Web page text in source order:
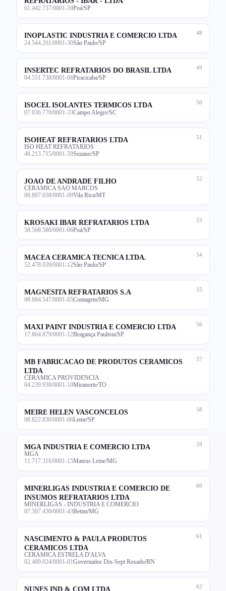
61.442.737/0001-59Poá/SP
48
INOPLASTIC INDUSTRIA E COMERCIO LTDA
24.544.261/0001-30São Paulo/SP
49
INSERTEC REFRATARIOS DO BRASIL LTDA
04.551.738/0001-06Piracicaba/SP
50
ISOCEL ISOLANTES TERMICOS LTDA
07.036.770/0001-33Campo Alegre/SC
51
ISOHEAT REFRATARIOS LTDA
ISO HEAT REFRATARIOS
48.213.715/0001-59Suzano/SP
52
JOAO DE ANDRADE FILHO
CERAMICA SAO MARCOS
00.897.038/0001-09Vila Rica/MT
53
KROSAKI IBAR REFRATARIOS LTDA
58.568.580/0001-06Poá/SP
54
MACEA CERAMICA TECNICA LTDA.
52.478.039/0001-12São Paulo/SP
55
MAGNESITA REFRATARIOS S.A
08.684.547/0001-65Contagem/MG
56
MAXI PAINT INDUSTRIA E COMERCIO LTDA
17.864.879/0001-12Bragança Paulista/SP
57
MB FABRICACAO DE PRODUTOS CERAMICOS
LTDA
CERAMICA PROVIDENCIA
04.239.938/0001-10Miranorte/TO
58
MEIRE HELEN VASCONCELOS
08.822.830/0001-06Leme/SP
59
MGA INDUSTRIA E COMERCIO LTDA
MGA
11.717.316/0001-15Mateus Leme/MG
60
MINERLIGAS INDUSTRIA E COMERCIO DE
INSUMOS REFRATARIOS LTDA
MINERLIGAS - INDUSTRIA E COMERCIO
07.507.430/0001-43Betim/MG
61
NASCIMENTO & PAULA PRODUTOS
CERAMICOS LTDA
CERAMICA ESTRELA D'ALVA
02.489.024/0001-81 Governador Dix-Sept Rosado/RN
62
NUNES IND & COM LTDA